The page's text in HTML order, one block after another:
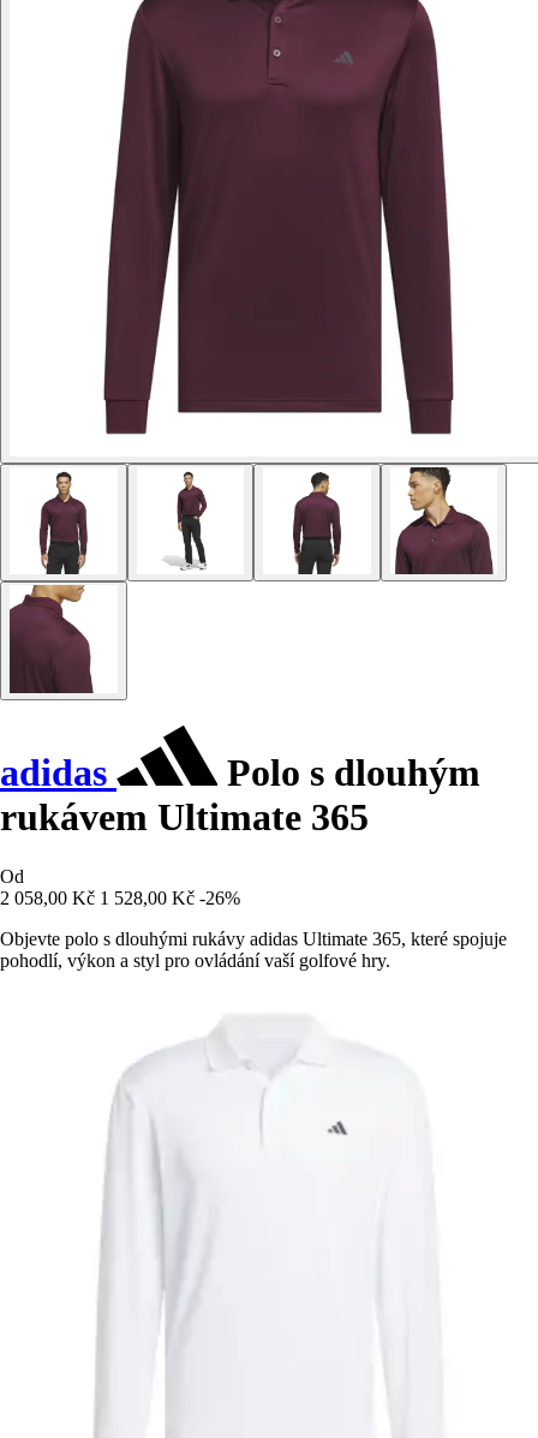
adidas
Polo s dlouhým
rukávem Ultimate 365
Od
2 058,00 Kč 1 528,00 Kč -26%
Objevte polo s dlouhými rukávy adidas Ultimate 365, které spojuje
pohodlí, výkon a styl pro ovládání vaší golfové hry.